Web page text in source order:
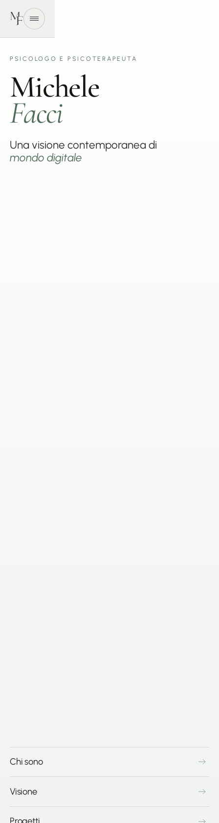
Menu
PSICOLOGO E PSICOTERAPEUTA
Michele
Facci
Una visione contemporanea di
mondo digitale
Chi sono
Visione